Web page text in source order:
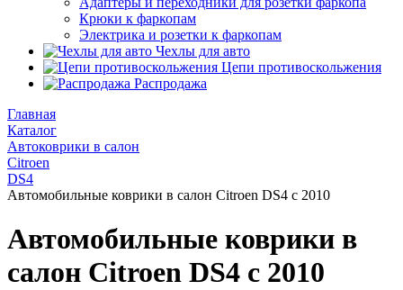
Крюки к фаркопам
Электрика и розетки к фаркопам
Чехлы для авто
Цепи противоскольжения
Распродажа
Главная
Каталог
Автоковрики в салон
Citroen
DS4
Автомобильные коврики в салон Citroen DS4 с 2010
Автомобильные коврики в
салон Citroen DS4 с 2010